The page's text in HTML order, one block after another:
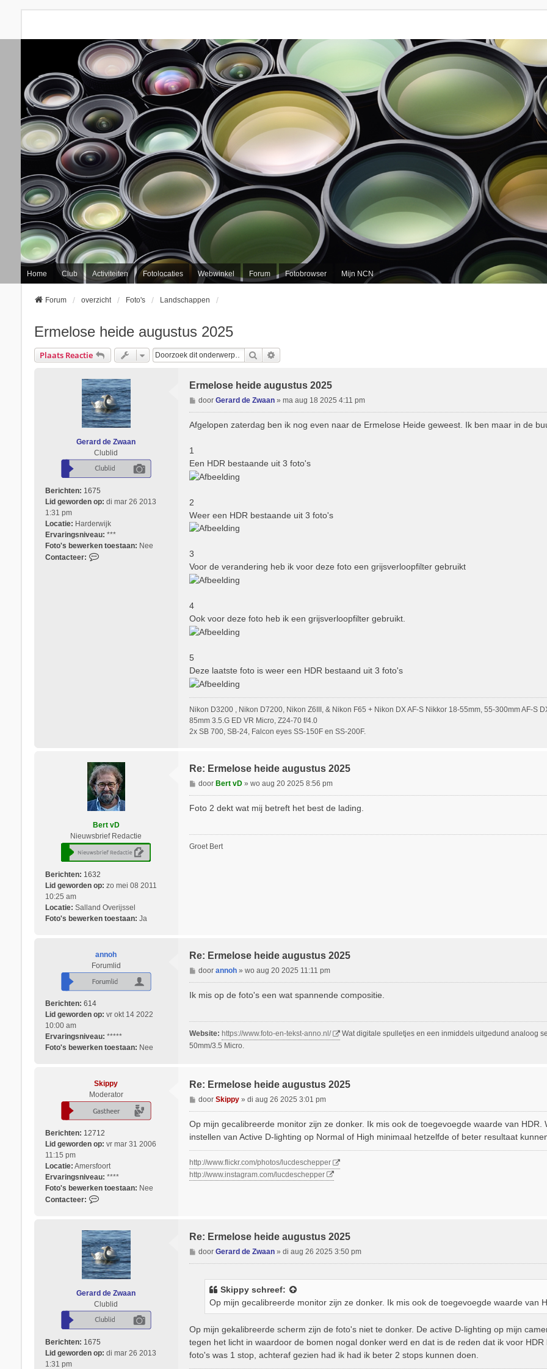
Home Club Activiteiten Fotolocaties Webwinkel Forum Fotobrowser Mijn NCN
Forum overzicht Foto's Landschappen
Ermelose heide augustus 2025
Plaats Reactie Zoek
Gerard de Zwaan
Clublid
Berichten: 1675
Lid geworden op: di mar 26 2013
1:31 pm
Locatie: Harderwijk
Ervaringsniveau: ***
Foto's bewerken toestaan: Nee
Contacteer:
w
a
a
n
Ermelose heide augustus 2025
B
e
r
i
t
doorGerard de Zwaan »ma aug 18 2025 4:11 pm
Afgelopen zaterdag ben ik nog even naar de Ermelose Heide geweest. Ik ben maar in de
1
Een HDR bestaande uit 3 foto's
2
Weer een HDR bestaande uit 3 foto's
3
Voor de verandering heb ik voor deze foto een grijsverloopfilter gebruikt
4
Ook voor deze foto heb ik een grijsverloopfilter gebruikt.
5
Deze laatste foto is weer een HDR bestaand uit 3 foto's
Nikon D3200 , Nikon D7200, Nikon Z6III, & Nikon F65 + Nikon DX AF-S Nikkor 18-55mm, 55-300mm AF-S
85mm 3.5.G ED VR Micro, Z24-70 f/4.0
2x SB 700, SB-24, Falcon eyes SS-150F en SS-200F.
Bert vD
Nieuwsbrief Redactie
Berichten: 1632
Lid geworden op: zo mei 08 2011
10:25 am
Locatie: Salland Overijssel
Foto's bewerken toestaan: Ja
Re: Ermelose heide augustus 2025
B
e
h
t
doorBert vD »wo aug 20 2025 8:56 pm
Foto 2 dekt wat mij betreft het best de lading.
Groet Bert
annoh
Forumlid
Berichten: 614
Lid geworden op: vr okt 14 2022
10:00 am
Ervaringsniveau: *****
Foto's bewerken toestaan: Nee
Re: Ermelose heide augustus 2025
B
e
h
t
doorannoh »wo aug 20 2025 11:11 pm
Ik mis op de foto's een wat spannende compositie.
Website: https://www.foto-en-tekst-anno.nl/
Wat digitale spulletjes en een inmiddels uitgedund analoog
50mm/3.5 Micro.
Skippy
Moderator
Berichten: 12712
Lid geworden op: vr mar 31 2006
11:15 pm
Locatie: Amersfoort
Ervaringsniveau: ****
Foto's bewerken toestaan: Nee
Contacteer:
t
a
c
t
e
r
S
k
i
p
Re: Ermelose heide augustus 2025
B
e
i
c
h
t
doorSkippy »di aug 26 2025 3:01 pm
Op mijn gecalibreerde monitor zijn ze donker. Ik mis ook de toegevoegde waarde van HDR.
instellen van Active D-lighting op Normal of High minimaal hetzelfde of beter resultaat
http://www.flickr.com/photos/lucdeschepper
http://www.instagram.com/lucdeschepper
Gerard de Zwaan
Clublid
Berichten: 1675
Lid geworden op: di mar 26 2013
1:31 pm
Re: Ermelose heide augustus 2025
B
e
doorGerard de Zwaan »di aug 26 2025 3:50 pm
Skippyschreef:
Op mijn gecalibreerde monitor zijn ze donker. Ik mis ook de toegevoegde waarde van
Op mijn gekalibreerde scherm zijn de foto's niet te donker. De active D-lighting op mijn
tegen het licht in waardoor de bomen nogal donker werd en dat is de reden dat ik voor
foto's was 1 stop, achteraf gezien had ik had ik beter 2 stops kunnen doen.